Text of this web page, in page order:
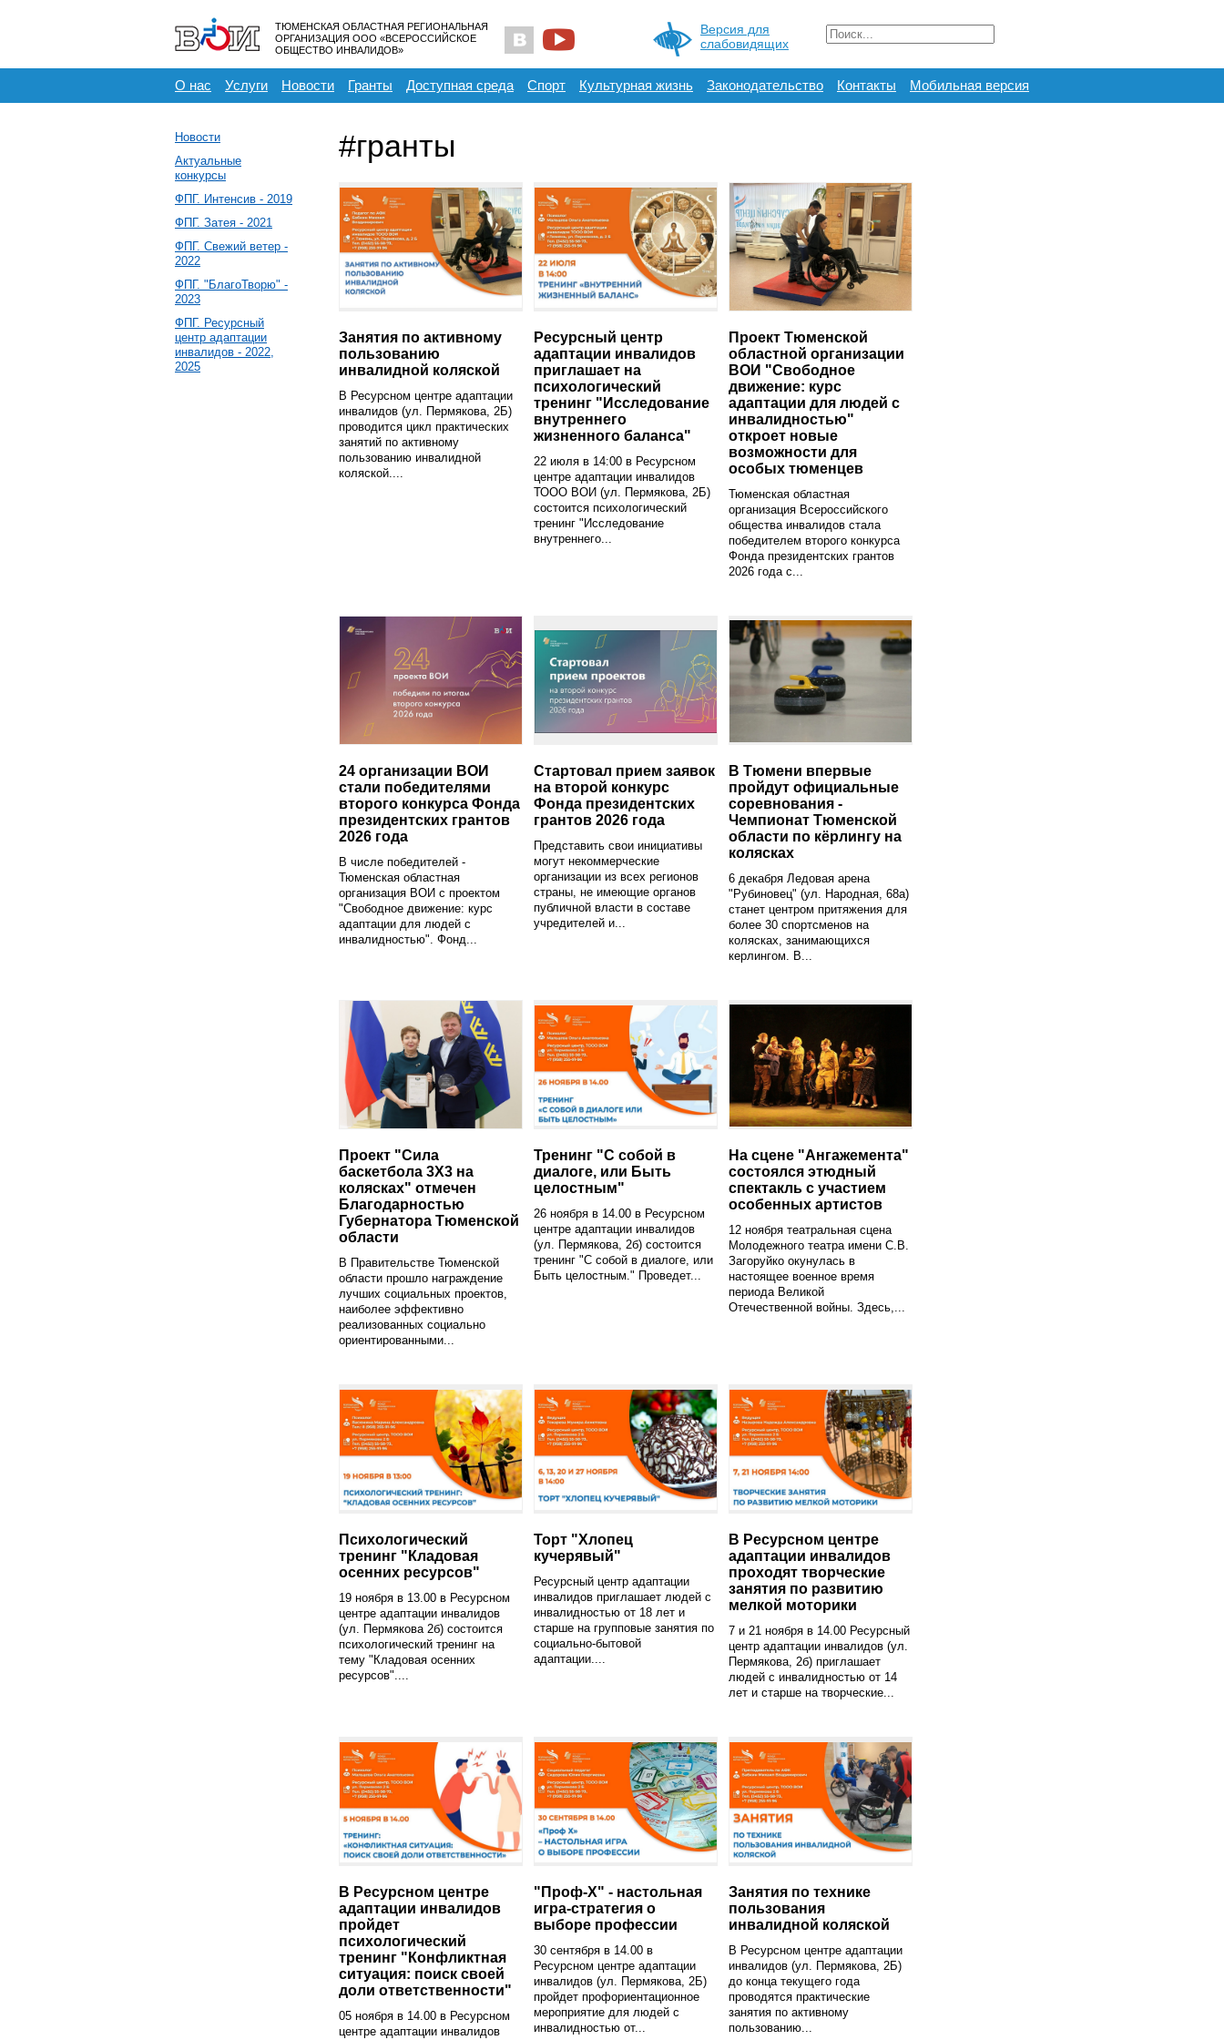
ТЮМЕНСКАЯ ОБЛАСТНАЯ РЕГИОНАЛЬНАЯ
ОРГАНИЗАЦИЯ ООО «ВСЕРОССИЙСКОЕ
ОБЩЕСТВО ИНВАЛИДОВ»
Версия для
слабовидящих
О нас Услуги Новости Гранты Доступная среда Спорт Культурная жизнь Законодательство Контакты Мобильная версия
Новости
Актуальные
конкурсы
ФПГ. Интенсив - 2019
ФПГ. Затея - 2021
ФПГ. Свежий ветер -
2022
ФПГ. "БлагоТворю" -
2023
ФПГ. Ресурсный
центр адаптации
инвалидов - 2022,
2025
#гранты
Занятия по активному
пользованию
инвалидной коляской
В Ресурсном центре адаптации
инвалидов (ул. Пермякова, 2Б)
проводится цикл практических
занятий по активному
пользованию инвалидной
коляской....
Ресурсный центр
адаптации инвалидов
приглашает на
психологический
тренинг "Исследование
внутреннего
жизненного баланса"
22 июля в 14:00 в Ресурсном
центре адаптации инвалидов
ТООО ВОИ (ул. Пермякова, 2Б)
состоится психологический
тренинг "Исследование
внутреннего...
Проект Тюменской
областной организации
ВОИ "Свободное
движение: курс
адаптации для людей с
инвалидностью"
откроет новые
возможности для
особых тюменцев
Тюменская областная
организация Всероссийского
общества инвалидов стала
победителем второго конкурса
Фонда президентских грантов
2026 года с...
24 организации ВОИ
стали победителями
второго конкурса Фонда
президентских грантов
2026 года
В числе победителей -
Тюменская областная
организация ВОИ с проектом
"Свободное движение: курс
адаптации для людей с
инвалидностью". Фонд...
Стартовал прием заявок
на второй конкурс
Фонда президентских
грантов 2026 года
Представить свои инициативы
могут некоммерческие
организации из всех регионов
страны, не имеющие органов
публичной власти в составе
учредителей и...
В Тюмени впервые
пройдут официальные
соревнования -
Чемпионат Тюменской
области по кёрлингу на
колясках
6 декабря Ледовая арена
"Рубиновец" (ул. Народная, 68а)
станет центром притяжения для
более 30 спортсменов на
колясках, занимающихся
керлингом. В...
Проект "Сила
баскетбола 3X3 на
колясках" отмечен
Благодарностью
Губернатора Тюменской
области
В Правительстве Тюменской
области прошло награждение
лучших социальных проектов,
наиболее эффективно
реализованных социально
ориентированными...
Тренинг "С собой в
диалоге, или Быть
целостным"
26 ноября в 14.00 в Ресурсном
центре адаптации инвалидов
(ул. Пермякова, 2б) состоится
тренинг "С собой в диалоге, или
Быть целостным." Проведет...
На сцене "Ангажемента"
состоялся этюдный
спектакль с участием
особенных артистов
12 ноября театральная сцена
Молодежного театра имени С.В.
Загоруйко окунулась в
настоящее военное время
периода Великой
Отечественной войны. Здесь,...
Психологический
тренинг "Кладовая
осенних ресурсов"
19 ноября в 13.00 в Ресурсном
центре адаптации инвалидов
(ул. Пермякова 2б) состоится
психологический тренинг на
тему "Кладовая осенних
ресурсов"....
Торт "Хлопец
кучерявый"
Ресурсный центр адаптации
инвалидов приглашает людей с
инвалидностью от 18 лет и
старше на групповые занятия по
социально-бытовой
адаптации....
В Ресурсном центре
адаптации инвалидов
проходят творческие
занятия по развитию
мелкой моторики
7 и 21 ноября в 14.00 Ресурсный
центр адаптации инвалидов (ул.
Пермякова, 2б) приглашает
людей с инвалидностью от 14
лет и старше на творческие...
В Ресурсном центре
адаптации инвалидов
пройдет
психологический
тренинг "Конфликтная
ситуация: поиск своей
доли ответственности"
05 ноября в 14.00 в Ресурсном
центре адаптации инвалидов
"Проф-X" - настольная
игра-стратегия о
выборе профессии
30 сентября в 14.00 в
Ресурсном центре адаптации
инвалидов (ул. Пермякова, 2Б)
пройдет профориентационное
мероприятие для людей с
инвалидностью от...
Занятия по технике
пользования
инвалидной коляской
В Ресурсном центре адаптации
инвалидов (ул. Пермякова, 2Б)
до конца текущего года
проводятся практические
занятия по активному
пользованию...